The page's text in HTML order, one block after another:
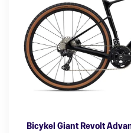
Bicykel Giant Revolt